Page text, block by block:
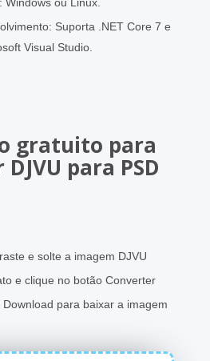
Suporta .NET Core 7 e
Visual Studio.
gratuito para
para PSD
e solte a imagem DJVU
e clique no botão Converter
para baixar a imagem